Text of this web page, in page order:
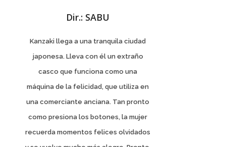
Dir.: SABU
Kanzaki llega a una tranquila ciudad
japonesa. Lleva con él un extraño
casco que funciona como una
máquina de la felicidad, que utiliza en
una comerciante anciana. Tan pronto
como presiona los botones, la mujer
recuerda momentos felices olvidados